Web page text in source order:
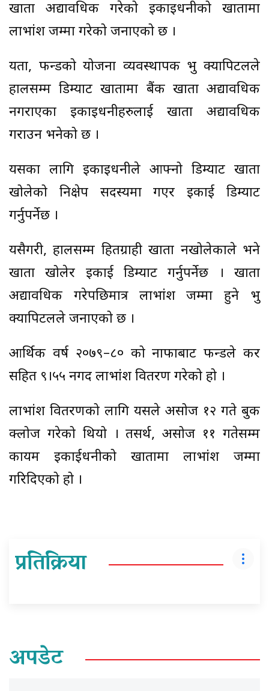
खाता अद्यावधिक गरेको इकाइधनीको खातामा
लाभांश जम्मा गरेको जनाएको छ ।
यता, फन्डको योजना व्यवस्थापक प्रभु क्यापिटलले
हालसम्म डिम्याट खातामा बैंक खाता अद्यावधिक
नगराएका इकाइधनीहरुलाई खाता अद्यावधिक
गराउन भनेको छ ।
यसका लागि इकाइधनीले आफ्नो डिम्याट खाता
खोलेको निक्षेप सदस्यमा गएर इकाई डिम्याट
गर्नुपर्नेछ ।
यसैगरी, हालसम्म हितग्राही खाता नखोलेकाले भने
खाता खोलेर इकाई डिम्याट गर्नुपर्नेछ । खाता
अद्यावधिक गरेपछिमात्र लाभांश जम्मा हुने प्रभु
क्यापिटलले जनाएको छ ।
आर्थिक वर्ष २०७९–८० को नाफाबाट फन्डले कर
सहित ९।५५ नगद लाभांश वितरण गरेको हो ।
लाभांश वितरणको लागि यसले असोज १२ गते बुक
क्लोज गरेको थियो । तसर्थ, असोज ११ गतेसम्म
कायम इकाईधनीको खातामा लाभांश जम्मा
गरिदिएको हो ।
प्रतिक्रिया
अपडेट